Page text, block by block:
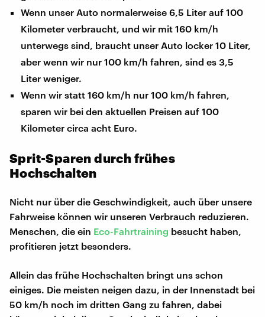
Wenn unser Auto normalerweise 6,5 Liter auf 100
Kilometer verbraucht, und wir mit 160 km/h
unterwegs sind, braucht unser Auto locker 10 Liter,
aber wenn wir nur 100 km/h fahren, sind es 3,5
Liter weniger.
Wenn wir statt 160 km/h nur 100 km/h fahren,
sparen wir bei den aktuellen Preisen auf 100
Kilometer circa acht Euro.
Sprit-Sparen durch frühes
Hochschalten
Nicht nur über die Geschwindigkeit, auch über unsere
Fahrweise können wir unseren Verbrauch reduzieren.
Menschen, die ein Eco-Fahrtraining besucht haben,
profitieren jetzt besonders.
Allein das frühe Hochschalten bringt uns schon
einiges. Die meisten neigen dazu, in der Innenstadt bei
50 km/h noch im dritten Gang zu fahren, dabei